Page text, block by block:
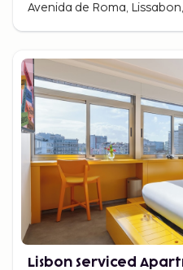
Avenida de Roma,
Lisbon Serviced